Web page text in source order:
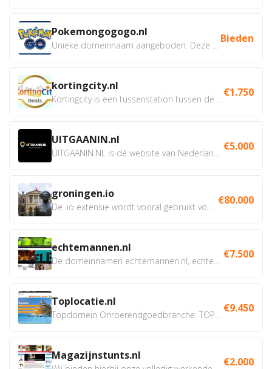
Pokemongogogo.nl Bieden
kortingcity.nl €1.750
UITGAANIN.nl €5.000
groningen.io €80.000
echtemannen.nl €7.500
Toplocatie.nl €9.450
Magazijnstunts.nl €2.000